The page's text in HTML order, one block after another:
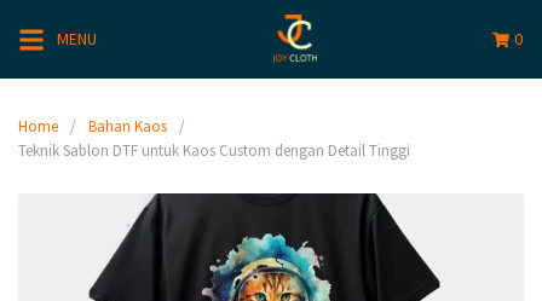
MENU 0
Home
Bahan Kaos
Teknik Sablon DTF untuk Kaos Custom dengan Detail Tinggi